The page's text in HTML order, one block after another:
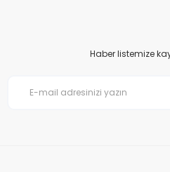
Bu ürüne benzer farklı alternatifler
Haber listemize